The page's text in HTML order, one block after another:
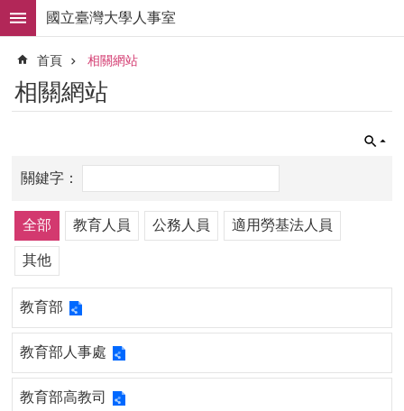
跳到主要內容區塊
進
階
尋
才
組
織
職
掌
人
事
法
常
國立臺灣大學人事室
首頁 相關網站
相關網站
全部 教育人員 公務人員 適用勞基法人員
其他
教育部
教育部人事處
教育部高教司